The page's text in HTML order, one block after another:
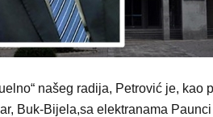
našeg radija, Petrović je, kao
Buk-Bijela,sa elektranama